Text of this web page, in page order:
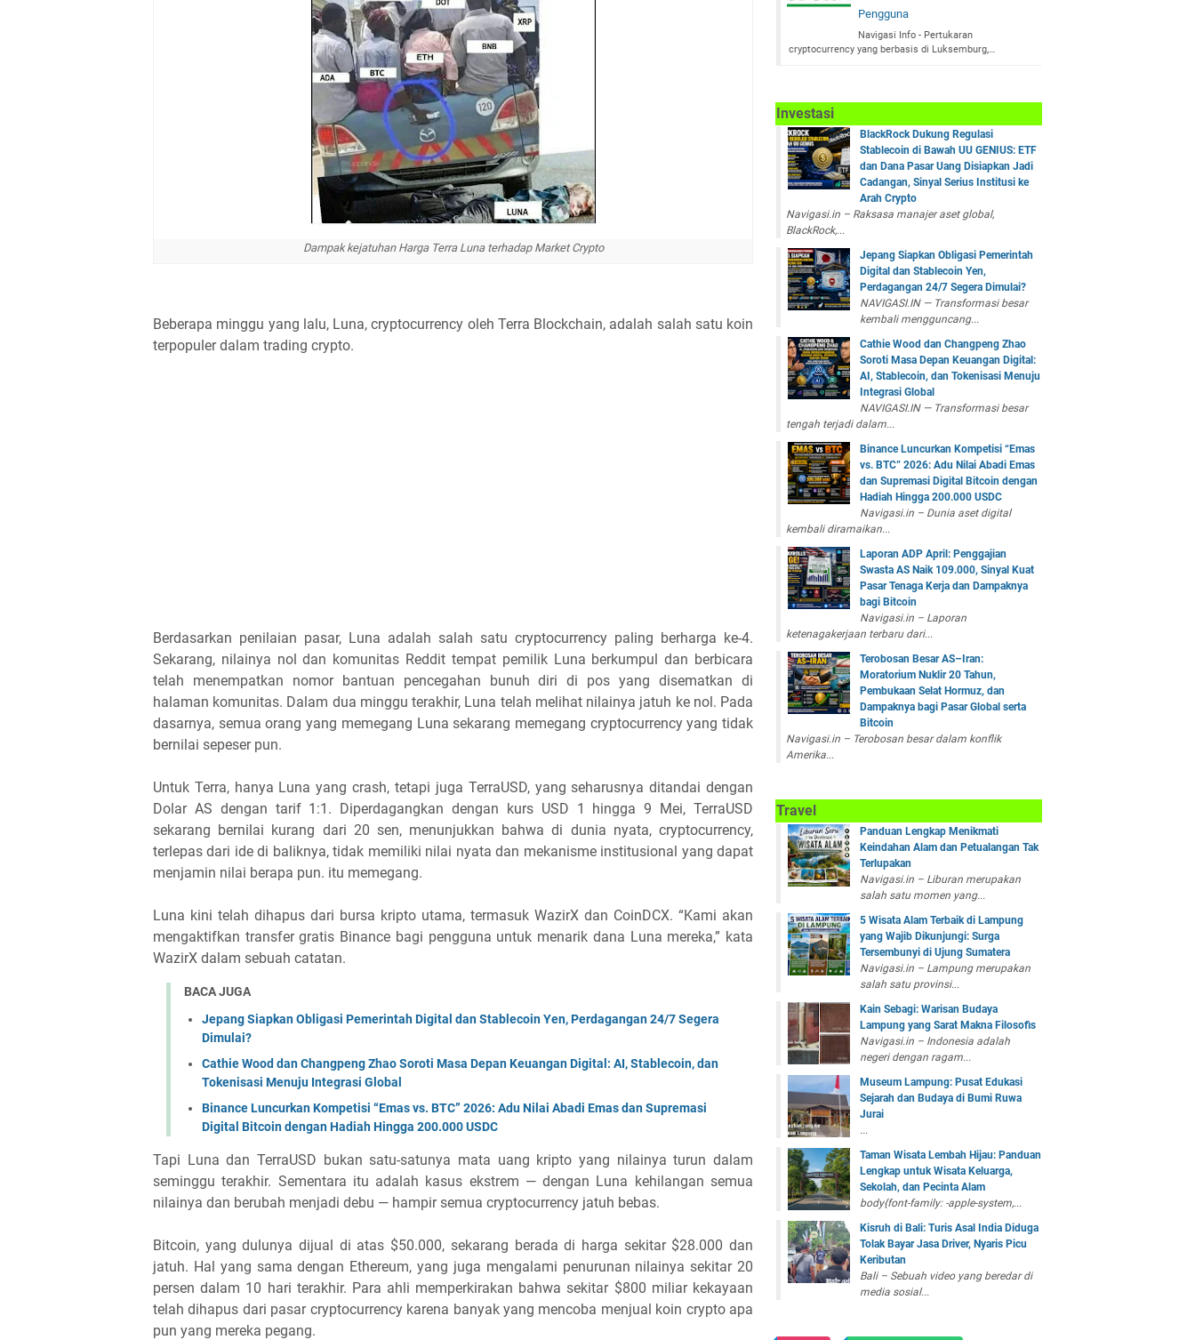
Dampak kejatuhan Harga Terra Luna terhadap Market Crypto
Beberapa minggu yang lalu, Luna, cryptocurrency oleh Terra Blockchain, adalah salah satu koin
terpopuler dalam trading crypto.
Berdasarkan penilaian pasar, Luna adalah salah satu cryptocurrency paling berharga ke-4.
Sekarang, nilainya nol dan komunitas Reddit tempat pemilik Luna berkumpul dan berbicara
telah menempatkan nomor bantuan pencegahan bunuh diri di pos yang disematkan di
halaman komunitas. Dalam dua minggu terakhir, Luna telah melihat nilainya jatuh ke nol. Pada
dasarnya, semua orang yang memegang Luna sekarang memegang cryptocurrency yang tidak
bernilai sepeser pun.
Untuk Terra, hanya Luna yang crash, tetapi juga TerraUSD, yang seharusnya ditandai dengan
Dolar AS dengan tarif 1:1. Diperdagangkan dengan kurs USD 1 hingga 9 Mei, TerraUSD
sekarang bernilai kurang dari 20 sen, menunjukkan bahwa di dunia nyata, cryptocurrency,
terlepas dari ide di baliknya, tidak memiliki nilai nyata dan mekanisme institusional yang dapat
menjamin nilai berapa pun. itu memegang.
Luna kini telah dihapus dari bursa kripto utama, termasuk WazirX dan CoinDCX. “Kami akan
mengaktifkan transfer gratis Binance bagi pengguna untuk menarik dana Luna mereka,” kata
WazirX dalam sebuah catatan.
BACA JUGA
Jepang Siapkan Obligasi Pemerintah Digital dan Stablecoin Yen, Perdagangan 24/7 Segera
Dimulai?
Cathie Wood dan Changpeng Zhao Soroti Masa Depan Keuangan Digital: AI, Stablecoin, dan
Tokenisasi Menuju Integrasi Global
Binance Luncurkan Kompetisi “Emas vs. BTC” 2026: Adu Nilai Abadi Emas dan Supremasi
Digital Bitcoin dengan Hadiah Hingga 200.000 USDC
Tapi Luna dan TerraUSD bukan satu-satunya mata uang kripto yang nilainya turun dalam
seminggu terakhir. Sementara itu adalah kasus ekstrem — dengan Luna kehilangan semua
nilainya dan berubah menjadi debu — hampir semua cryptocurrency jatuh bebas.
Bitcoin, yang dulunya dijual di atas $50.000, sekarang berada di harga sekitar $28.000 dan
jatuh. Hal yang sama dengan Ethereum, yang juga mengalami penurunan nilainya sekitar 20
persen dalam 10 hari terakhir. Para ahli memperkirakan bahwa sekitar $800 miliar kekayaan
telah dihapus dari pasar cryptocurrency karena banyak yang mencoba menjual koin crypto apa
pun yang mereka pegang.
Pengguna
Navigasi Info - Pertukaran
cryptocurrency yang berbasis di Luksemburg,…
Investasi
BlackRock Dukung Regulasi
Stablecoin di Bawah UU GENIUS: ETF
dan Dana Pasar Uang Disiapkan Jadi
Cadangan, Sinyal Serius Institusi ke
Arah Crypto
Navigasi.in – Raksasa manajer aset global,
BlackRock,...
Jepang Siapkan Obligasi Pemerintah
Digital dan Stablecoin Yen,
Perdagangan 24/7 Segera Dimulai?
NAVIGASI.IN — Transformasi besar
kembali mengguncang...
Cathie Wood dan Changpeng Zhao
Soroti Masa Depan Keuangan Digital:
AI, Stablecoin, dan Tokenisasi Menuju
Integrasi Global
NAVIGASI.IN — Transformasi besar
tengah terjadi dalam...
Binance Luncurkan Kompetisi “Emas
vs. BTC” 2026: Adu Nilai Abadi Emas
dan Supremasi Digital Bitcoin dengan
Hadiah Hingga 200.000 USDC
Navigasi.in – Dunia aset digital
kembali diramaikan...
Laporan ADP April: Penggajian
Swasta AS Naik 109.000, Sinyal Kuat
Pasar Tenaga Kerja dan Dampaknya
bagi Bitcoin
Navigasi.in – Laporan
ketenagakerjaan terbaru dari...
Terobosan Besar AS–Iran:
Moratorium Nuklir 20 Tahun,
Pembukaan Selat Hormuz, dan
Dampaknya bagi Pasar Global serta
Bitcoin
Navigasi.in – Terobosan besar dalam konflik
Amerika...
Travel
Panduan Lengkap Menikmati
Keindahan Alam dan Petualangan Tak
Terlupakan
Navigasi.in – Liburan merupakan
salah satu momen yang...
5 Wisata Alam Terbaik di Lampung
yang Wajib Dikunjungi: Surga
Tersembunyi di Ujung Sumatera
Navigasi.in – Lampung merupakan
salah satu provinsi...
Kain Sebagi: Warisan Budaya
Lampung yang Sarat Makna Filosofis
Navigasi.in – Indonesia adalah
negeri dengan ragam...
Museum Lampung: Pusat Edukasi
Sejarah dan Budaya di Bumi Ruwa
Jurai
...
Taman Wisata Lembah Hijau: Panduan
Lengkap untuk Wisata Keluarga,
Sekolah, dan Pecinta Alam
body{font-family: -apple-system,...
Kisruh di Bali: Turis Asal India Diduga
Tolak Bayar Jasa Driver, Nyaris Picu
Keributan
Bali – Sebuah video yang beredar di
media sosial...